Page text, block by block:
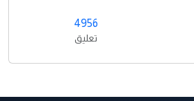
4956
تعليق